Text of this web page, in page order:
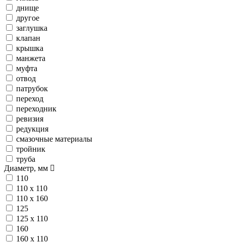
днище
другое
заглушка
клапан
крышка
манжета
муфта
отвод
патрубок
переход
переходник
ревизия
редукция
смазочные материалы
тройник
труба
Диаметр, мм
110
110 х 110
110 х 160
125
125 х 110
160
160 х 110